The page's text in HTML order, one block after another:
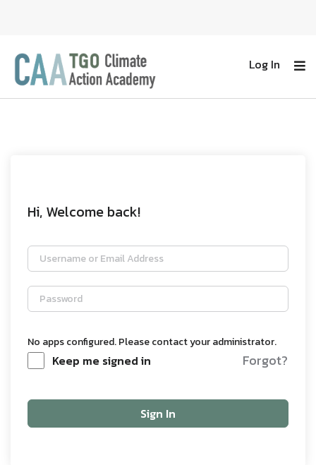
Log In
Hi, Welcome back!
No apps configured. Please contact your administrator.
Keep me signed in Forgot?
Sign In